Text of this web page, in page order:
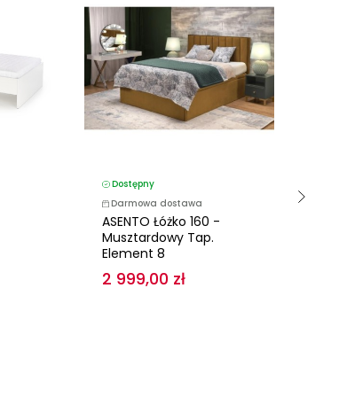
Dostępny
Darmowa dostawa
ASENTO Łóżko 160 -
Musztardowy Tap.
Element 8
2 999,00 zł